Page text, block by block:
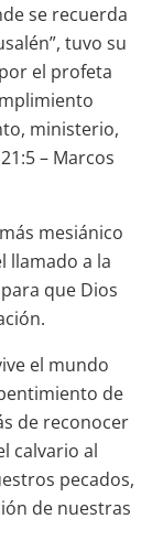
se recuerda
tuvo su
el profeta
ministerio,
– Marcos
mesiánico
llamado a la
que Dios
el mundo
de
de reconocer
calvario al
pecados,
de nuestras